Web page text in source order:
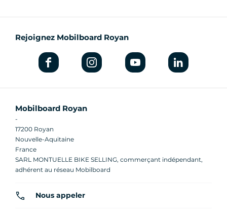
Rejoignez Mobilboard Royan
Mobilboard Royan
-
17200 Royan
Nouvelle-Aquitaine
France
SARL MONTUELLE BIKE SELLING, commerçant indépendant,
adhérent au réseau Mobilboard
Nous appeler